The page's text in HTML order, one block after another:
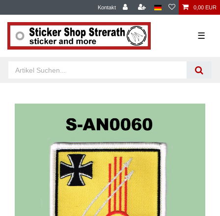
Kontakt 0,00 EUR
☰